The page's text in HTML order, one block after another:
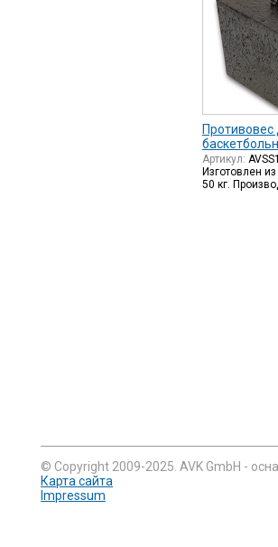
Противовес
Артикул:
Изготовлен
50 кг.
© Copyright 2009-2025. AVK GmbH -
Карта сайта
Impressum